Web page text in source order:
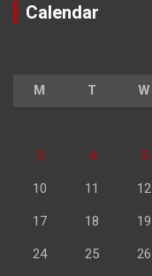
Calendar
M T W
3 4 5
10 11 12
17 18 19
24 25 26